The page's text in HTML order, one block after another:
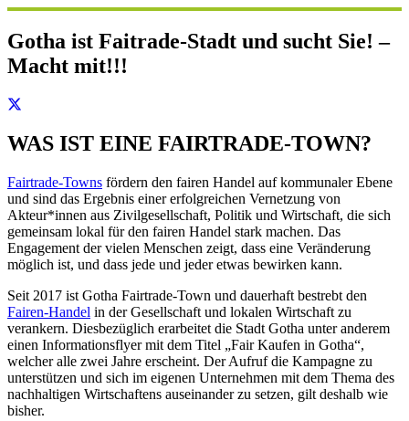
Gotha ist Faitrade-Stadt und sucht Sie! –
Macht mit!!!
WAS IST EINE FAIRTRADE-TOWN?
Fairtrade-Towns fördern den fairen Handel auf kommunaler Ebene
und sind das Ergebnis einer erfolgreichen Vernetzung von
Akteur*innen aus Zivilgesellschaft, Politik und Wirtschaft, die sich
gemeinsam lokal für den fairen Handel stark machen. Das
Engagement der vielen Menschen zeigt, dass eine Veränderung
möglich ist, und dass jede und jeder etwas bewirken kann.
Seit 2017 ist Gotha Fairtrade-Town und dauerhaft bestrebt den
Fairen-Handel in der Gesellschaft und lokalen Wirtschaft zu
verankern. Diesbezüglich erarbeitet die Stadt Gotha unter anderem
einen Informationsflyer mit dem Titel „Fair Kaufen in Gotha“,
welcher alle zwei Jahre erscheint. Der Aufruf die Kampagne zu
unterstützen und sich im eigenen Unternehmen mit dem Thema des
nachhaltigen Wirtschaftens auseinander zu setzen, gilt deshalb wie
bisher.